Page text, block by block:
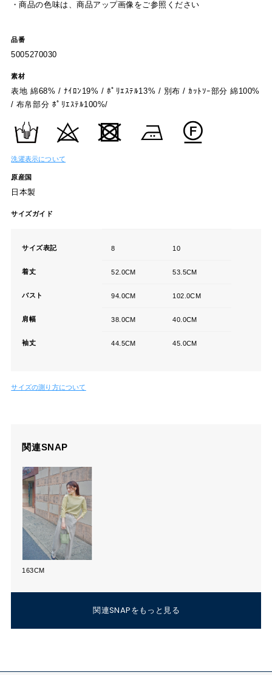
・商品の色味は、商品アップ画像をご参照ください
品番
5005270030
素材
表地 綿68% / ﾅｲﾛﾝ19% / ﾎﾟﾘｴｽﾃﾙ13% / 別布 / ｶｯﾄｿｰ部分 綿100%
/ 布帛部分 ﾎﾟﾘｴｽﾃﾙ100%/
洗濯表示について
原産国
日本製
サイズガイド
サイズ表記 8 10
着丈 52.0CM 53.5CM
バスト 94.0CM 102.0CM
肩幅 38.0CM 40.0CM
袖丈 44.5CM 45.0CM
サイズの測り方について
関連SNAP
163CM
関連SNAPをもっと見る